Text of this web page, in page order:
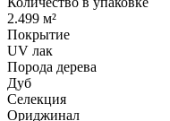
2.499 м²
Покрытие
UV лак
Порода дерева
Дуб
Селекция
Ориджинал